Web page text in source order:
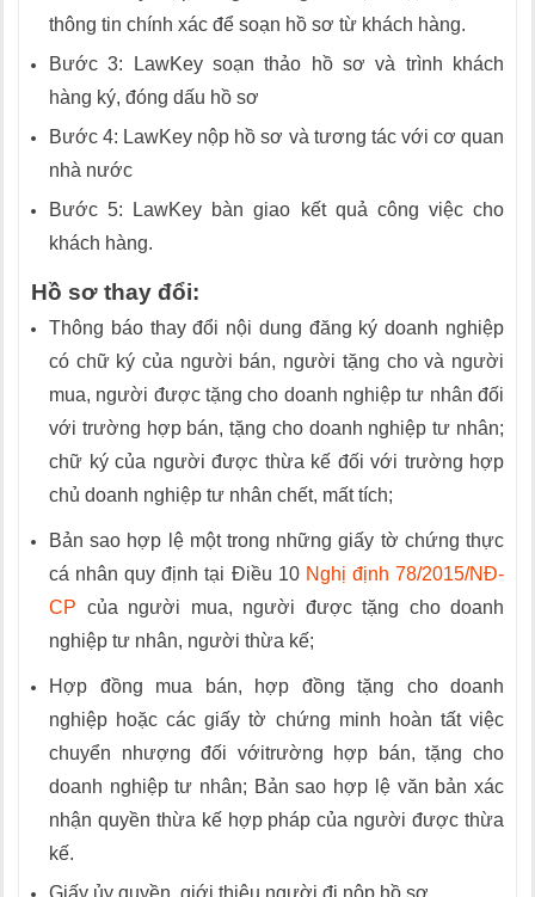
thông tin chính xác để soạn hồ sơ từ khách hàng.
Bước 3: LawKey soạn thảo hồ sơ và trình khách
hàng ký, đóng dấu hồ sơ
Bước 4: LawKey nộp hồ sơ và tương tác với cơ quan
nhà nước
Bước 5: LawKey bàn giao kết quả công việc cho
khách hàng.
Hồ sơ thay đổi:
Thông báo thay đổi nội dung đăng ký doanh nghiệp
có chữ ký của người bán, người tặng cho và người
mua, người được tặng cho doanh nghiệp tư nhân đối
với trường hợp bán, tặng cho doanh nghiệp tư nhân;
chữ ký của người được thừa kế đối với trường hợp
chủ doanh nghiệp tư nhân chết, mất tích;
Bản sao hợp lệ một trong những giấy tờ chứng thực
cá nhân quy định tại Điều 10 Nghị định 78/2015/NĐ-
CP của người mua, người được tặng cho doanh
nghiệp tư nhân, người thừa kế;
Hợp đồng mua bán, hợp đồng tặng cho doanh
nghiệp hoặc các giấy tờ chứng minh hoàn tất việc
chuyển nhượng đối vớitrường hợp bán, tặng cho
doanh nghiệp tư nhân; Bản sao hợp lệ văn bản xác
nhận quyền thừa kế hợp pháp của người được thừa
kế.
Giấy ủy quyền, giới thiệu người đi nộp hồ sơ